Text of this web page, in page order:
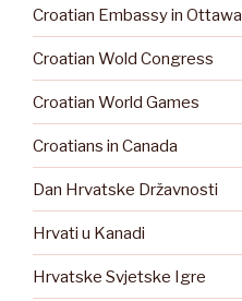
Croatian Embassy in Ottawa
Croatian Wold Congress
Croatian World Games
Croatians in Canada
Dan Hrvatske Državnosti
Hrvati u Kanadi
Hrvatske Svjetske Igre